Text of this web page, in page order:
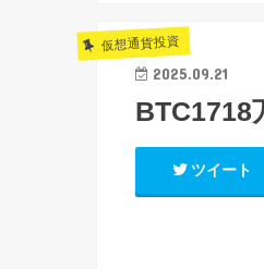
仮想通貨投資
2025.09.21
BTC1718
ツイート